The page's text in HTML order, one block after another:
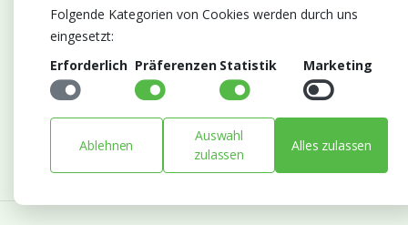
Abonnieren Sie unseren Newsletter
Bleiben Sie auf dem Laufenden mit Neuigkeiten und
Entwicklungen von Blumengroßhandel Heyl
Abonnieren
Folgende Kategorien von Cookies werden durch uns
eingesetzt:
Erforderlich Präferenzen Statistik Marketing
Ablehnen
Auswahl
zulassen
Alles zulassen